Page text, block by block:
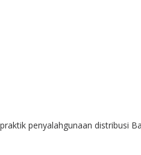
penyalahgunaan distribusi